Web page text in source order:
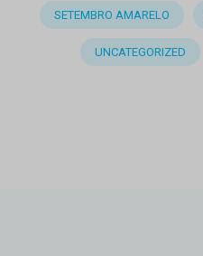
SETEMBRO AMARELO
UNCATEGORIZED